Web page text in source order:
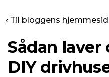
‹ Til bloggens
Sådan
DIY